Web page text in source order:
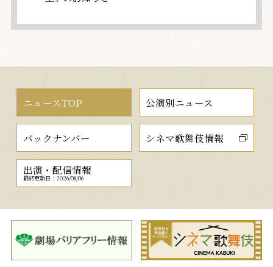
ニュースTOP 公演別ニュース
バックナンバー シネマ歌舞伎情報
出演・配信情報
最終更新日：2026/08/06